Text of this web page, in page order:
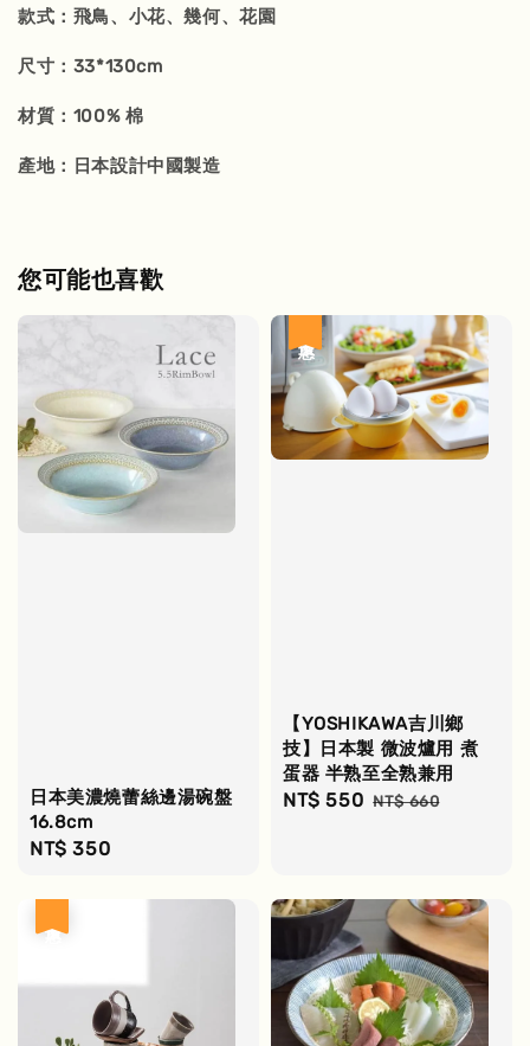
款式：飛鳥、小花、幾何、花園
尺寸：33*130cm
材質：100% 棉
產地：日本設計中國製造
您可能也喜歡
日本美濃燒蕾絲邊湯碗盤
16.8cm
Regular
NT$ 350
【YOSHIKAWA吉川鄉
技】日本製 微波爐用 煮
蛋器 半熟至全熟兼用
Sale
NT$ 550 Regular
NT$ 660